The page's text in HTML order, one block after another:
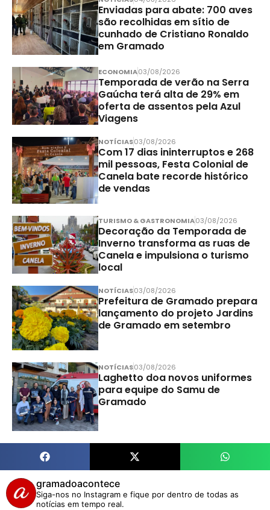
Enviadas para abate: 700 aves
são recolhidas em sítio de
cunhado de Cristiano Ronaldo
em Gramado
ECONOMIA03/08/2026
Temporada de verão na Serra
Gaúcha terá alta de 29% em
oferta de assentos pela Azul
Viagens
NOTÍCIAS03/08/2026
Com 17 dias ininterruptos e 268
mil pessoas, Festa Colonial de
Canela bate recorde histórico
de vendas
TURISMO & GASTRONOMIA03/08/2026
Decoração da Temporada de
Inverno transforma as ruas de
Canela e impulsiona o turismo
local
NOTÍCIAS03/08/2026
Prefeitura de Gramado prepara
lançamento do projeto Jardins
de Gramado em setembro
NOTÍCIAS03/08/2026
Laghetto doa novos uniformes
para equipe do Samu de
Gramado
gramadoacontece
Siga-nos no Instagram e fique por dentro de todas as
notícias em tempo real.